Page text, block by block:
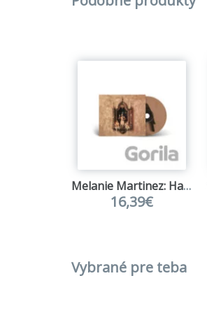
Melanie Martinez: Hades
16,39€
Vybrané pre teba